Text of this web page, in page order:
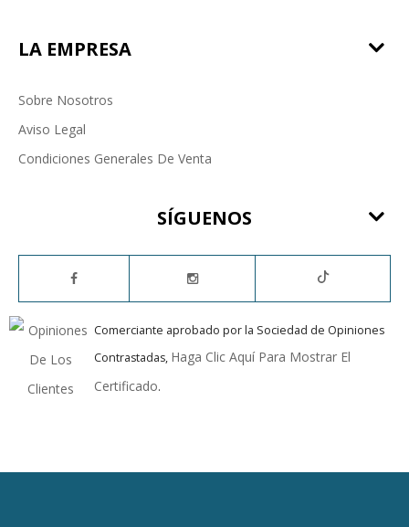
LA EMPRESA
Sobre Nosotros
Aviso Legal
Condiciones Generales De Venta
SÍGUENOS
Comerciante aprobado por la Sociedad de Opiniones
Contrastadas, Haga Clic Aquí Para Mostrar El
Certificado.